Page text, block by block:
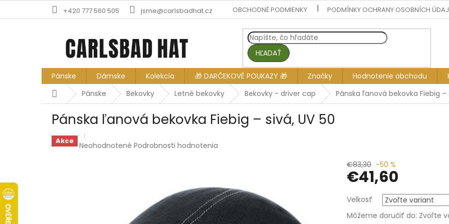
+420 777 560 505 jsme@carlsbadhat.cz OBCHODNÉ PODMIENKY PODMÍNKY OCHRANY OSOBNÍCH
HĽADAŤ
Pánske Dámske Kolekcia 🎁 DARČEKOVÉ POUKAZY 🎁 Značky Hodnotenie obchodu
DomovPánske Bekovky Letné bekovky Bekovky - driver cap Pánska ľanová bekovka Fiebig –
Pánska ľanová bekovka Fiebig – sivá, UV 50
Akce Priemerné
Neohodnotené Podrobnosti hodnotenia
€83,30 –50 %
€41,60
Jednotková
cena:
Velkosť
Môžeme doručiť do: Zvoľte